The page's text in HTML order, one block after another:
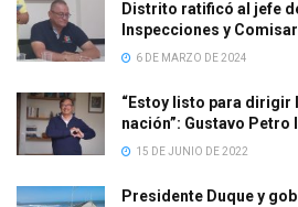
Distrito ratificó al jefe
Inspecciones y
6 DE MARZO DE 2024
“Estoy listo para dirigir
nación”: Gustavo Petro
15 DE JUNIO DE 2022
Presidente Duque y